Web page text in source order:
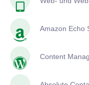
Amazon Echo
Content